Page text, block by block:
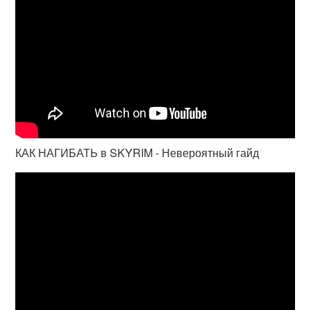
КАК НАГИБАТЬ в SKYRIM - Невероятный гайд